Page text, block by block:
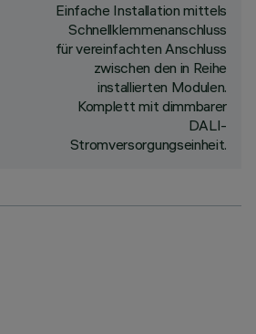
Einfache Installation mittels
Schnellklemmenanschluss
für vereinfachten Anschluss
zwischen den in Reihe
installierten Modulen.
Komplett mit dimmbarer
DALI-
Stromversorgungseinheit.